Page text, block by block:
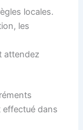
locales.
les
attendez
effectué dans